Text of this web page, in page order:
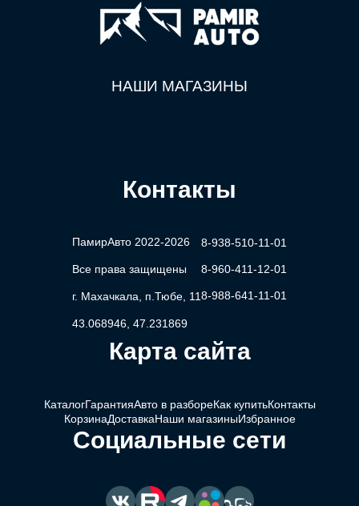
НАШИ МАГАЗИНЫ
Контакты
ПамирАвто 2022-2026
Все права защищены
г. Махачкала, п.Тюбе, 11
43.068946, 47.231869
8-938-510-11-01
8-960-411-12-01
8-988-641-11-01
Карта сайта
КаталогГарантияАвто в разбореКак купитьКонтакты
КорзинаДоставкаНаши магазиныИзбранное
Социальные сети